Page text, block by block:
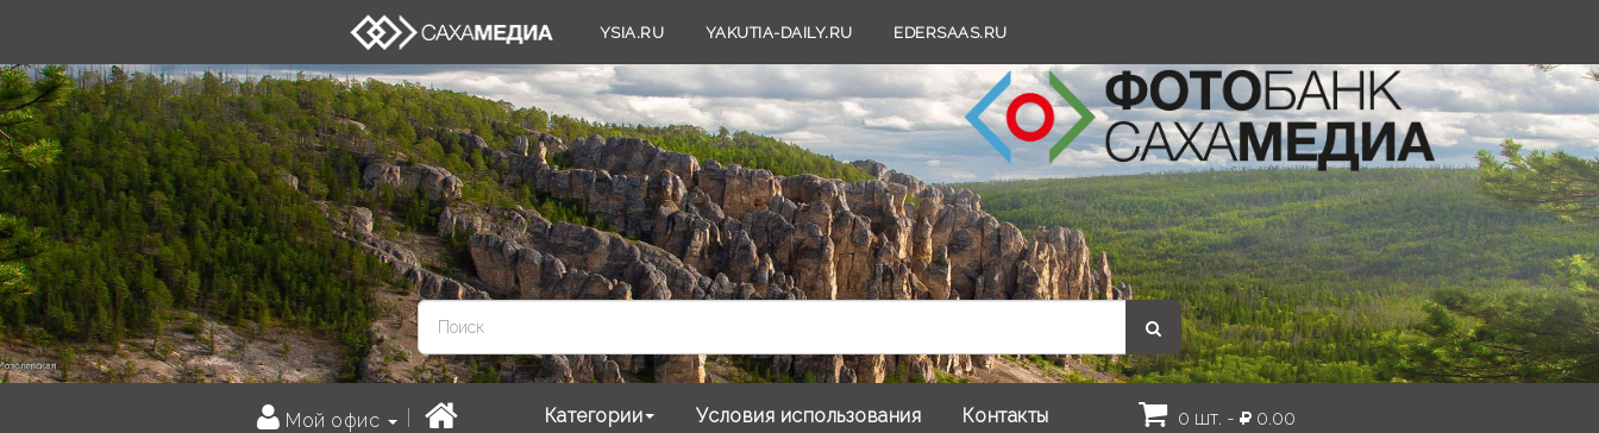
YSIA.RU YAKUTIA-DAILY.RU EDERSAAS.RU
Мой офис Категории Условия использования Контакты 0 шт. - 0.00